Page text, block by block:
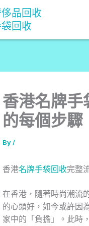
品回收
回收
香港名牌手
的每個步驟
By/
香港名牌手袋回收完整
在香港，隨著時尚潮流
的心頭好，如今或許因
家中的「負擔」。此時